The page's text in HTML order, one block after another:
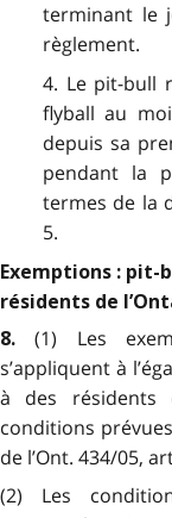
terminant le
règlement.
4. Le pit-bull
flyball au
depuis sa
pendant la
termes de la
5.
Exemptions : pit-
résidents de
8. (1) Les
s’appliquent à
à des résidents
conditions
de l’Ont. 434/05,
(2) Les